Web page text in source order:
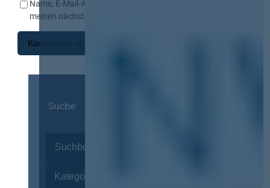
Name, E-Mail-Adresse und Website in diesem Browser für
meinen nächsten Kommentar speichern.
Suche